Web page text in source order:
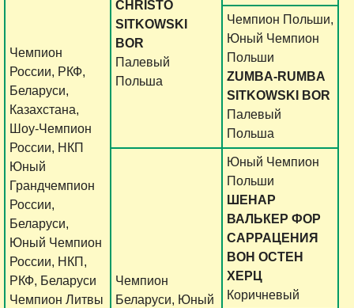
Чемпион
России, РКФ,
Беларуси,
Казахстана,
Шоу-Чемпион
России, НКП
Юный
Грандчемпион
России,
Беларуси,
Юный Чемпион
России, НКП,
РКФ, Беларуси
Чемпион Литвы
CHRISTO
SITKOWSKI
BOR
Палевый
Польша
Чемпион Польши,
Юный Чемпион
Польши
ZUMBA-RUMBA
SITKOWSKI BOR
Палевый
Польша
Чемпион
Беларуси, Юный
Юный Чемпион
Польши
ШЕНАР
ВАЛЬКЕР ФОР
САРРАЦЕНИЯ
ВОН ОСТЕН
ХЕРЦ
Коричневый